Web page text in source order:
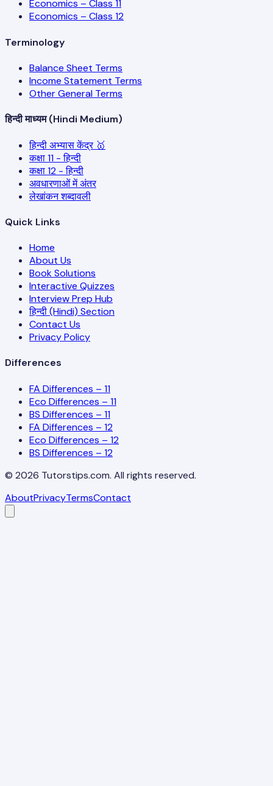
Economics – Class 11
Economics – Class 12
Terminology
Balance Sheet Terms
Income Statement Terms
Other General Terms
हिन्दी माध्यम (Hindi Medium)
हिन्दी अभ्यास केंद्र 🥇
कक्षा 11 - हिन्दी
कक्षा 12 - हिन्दी
अवधारणाओं में अंतर
लेखांकन शब्दावली
Quick Links
Home
About Us
Book Solutions
Interactive Quizzes
Interview Prep Hub
हिन्दी (Hindi) Section
Contact Us
Privacy Policy
Differences
FA Differences – 11
Eco Differences – 11
BS Differences – 11
FA Differences – 12
Eco Differences – 12
BS Differences – 12
© 2026 Tutorstips.com. All rights reserved.
AboutPrivacyTermsContact